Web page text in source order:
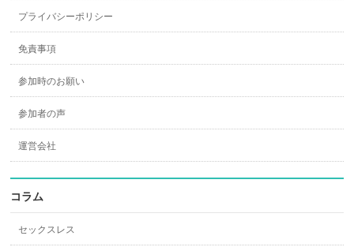
プライバシーポリシー
免責事項
参加時のお願い
参加者の声
運営会社
コラム
セックスレス